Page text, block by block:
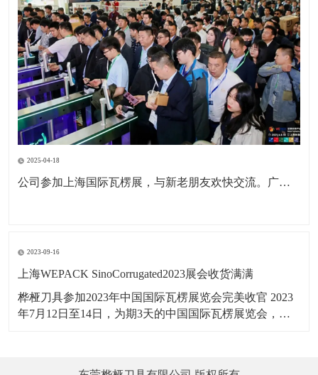
2025-04-18
公司参加上海国际瓦楞展，与新老朋友欢快交流。广东包协纸委会领导亲临现场参观。本次展会为公司深耕国内市场，拓展海外市场，更前进了一步。
2023-09-16
上海WEPACK SinoCorrugated2023展会收货满满
桦桠刀具参加2023年中国国际瓦楞展览会完美收官 2023
年7月12日至14日，为期3天的中国国际瓦楞展览会，在